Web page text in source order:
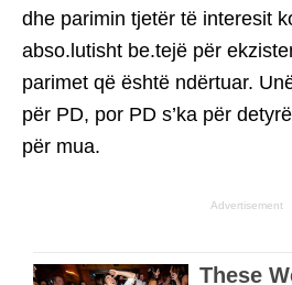
dhe parimin tjetër të interesit
abso.lutisht be.tejë për
parimet që është ndërtuar.
për PD, por PD s’ka për
për mua.
Advertisement